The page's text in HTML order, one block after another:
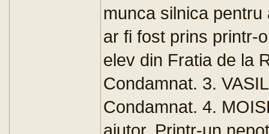
munca silnica
ar fi fost prins printr-
elev din Fratia de la
Condamnat. 3.
Condamnat. 4.